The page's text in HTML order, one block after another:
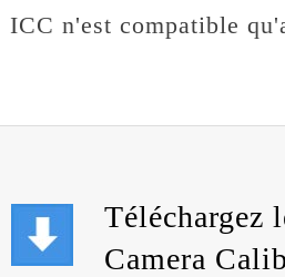
ICC n'est compatible
Téléchargez
Camera